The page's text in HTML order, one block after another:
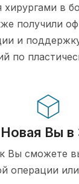
хирургами в
получили
и
по
Новая Вы в
Вы сможете
операции